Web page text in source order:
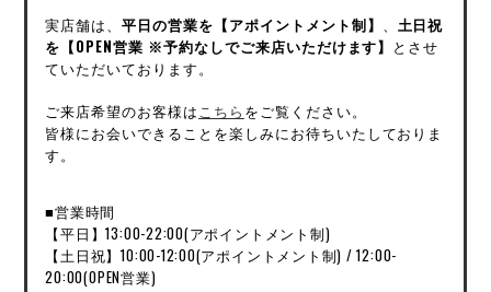
実店舗は、平日の営業を【アポイントメント制】 、 土日祝
を【OPEN営業 ※予約なしでご来店いただけます】 とさせ
ていただいております。
ご来店希望のお客様はこちら をご覧ください。
皆様にお会いできることを楽しみにお待ちいたしておりま
す。
■営業時間
【平日】13:00-22:00(アポイントメント制)
【土日祝】10:00-12:00(アポイントメント制) / 12:00-
20:00(OPEN営業)